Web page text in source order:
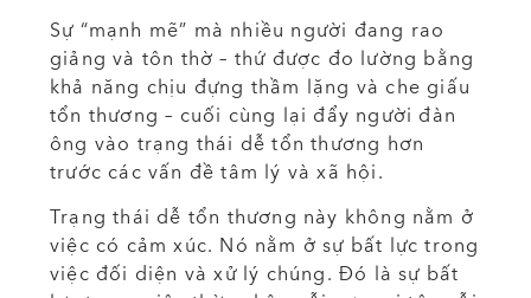
Sự “mạnh mẽ” mà nhiều người đang rao
giảng và tôn thờ – thứ được đo lường bằng
khả năng chịu đựng thầm lặng và che giấu
tổn thương – cuối cùng lại đẩy người đàn
ông vào trạng thái dễ tổn thương hơn
trước các vấn đề tâm lý và xã hội.
Trạng thái dễ tổn thương này không nằm ở
việc có cảm xúc. Nó nằm ở sự bất lực trong
việc đối diện và xử lý chúng. Đó là sự bất